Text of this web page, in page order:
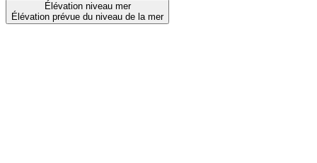
Élévation niveau mer
Élévation prévue du niveau de la mer